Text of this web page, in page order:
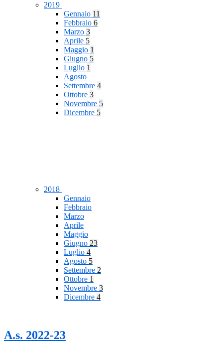
2019
Gennaio 11
Febbraio 6
Marzo 3
Aprile 5
Maggio 1
Giugno 5
Luglio 1
Agosto
Settembre 4
Ottobre 3
Novembre 5
Dicembre 5
2018
Gennaio
Febbraio
Marzo
Aprile
Maggio
Giugno 23
Luglio 4
Agosto 5
Settembre 2
Ottobre 1
Novembre 3
Dicembre 4
A.s. 2022-23